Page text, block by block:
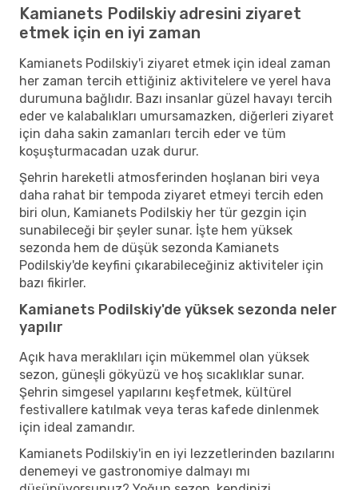
Kamianets Podilskiy adresini ziyaret
etmek için en iyi zaman
Kamianets Podilskiy'i ziyaret etmek için ideal zaman
her zaman tercih ettiğiniz aktivitelere ve yerel hava
durumuna bağlıdır. Bazı insanlar güzel havayı tercih
eder ve kalabalıkları umursamazken, diğerleri ziyaret
için daha sakin zamanları tercih eder ve tüm
koşuşturmacadan uzak durur.
Şehrin hareketli atmosferinden hoşlanan biri veya
daha rahat bir tempoda ziyaret etmeyi tercih eden
biri olun, Kamianets Podilskiy her tür gezgin için
sunabileceği bir şeyler sunar. İşte hem yüksek
sezonda hem de düşük sezonda Kamianets
Podilskiy'de keyfini çıkarabileceğiniz aktiviteler için
bazı fikirler.
Kamianets Podilskiy'de yüksek sezonda neler
yapılır
Açık hava meraklıları için mükemmel olan yüksek
sezon, güneşli gökyüzü ve hoş sıcaklıklar sunar.
Şehrin simgesel yapılarını keşfetmek, kültürel
festivallere katılmak veya teras kafede dinlenmek
için ideal zamandır.
Kamianets Podilskiy'in en iyi lezzetlerinden bazılarını
denemeyi ve gastronomiye dalmayı mı